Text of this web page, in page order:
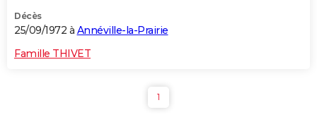
Décès
25/09/1972 à Annéville-la-Prairie
Famille THIVET
1